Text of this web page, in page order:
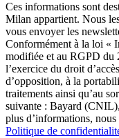
Ces informations sont
Milan appartient. Nous
vous envoyer les
Conformément à la loi «
modifiée et au RGPD du
l’exercice du droit
d’opposition, à la
traitements ainsi qu’au
suivante : Bayard
plus d’informations,
Politique de